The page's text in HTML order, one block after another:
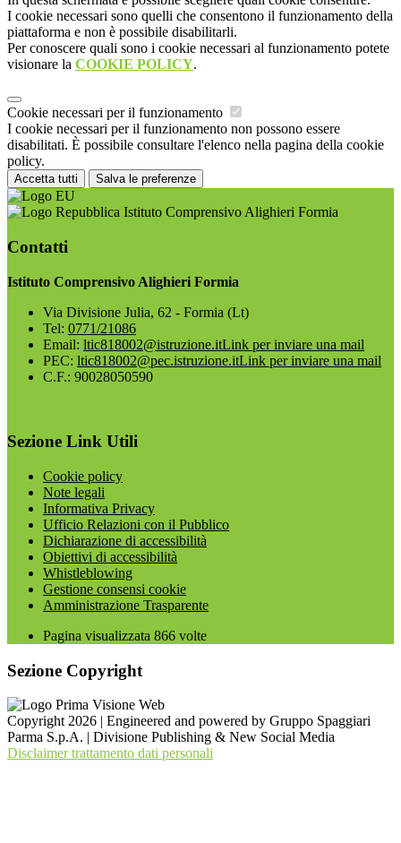
I cookie necessari sono quelli che consentono il funzionamento della
piattaforma e non è possibile disabilitarli.
Per conoscere quali sono i cookie necessari al funzionamento potete
visionare la COOKIE POLICY.
Cookie necessari per il funzionamento
I cookie necessari per il funzionamento non possono essere
disabilitati. È possibile consultare l'elenco nella pagina della cookie
policy.
Accetta tutti Salva le preferenze
Istituto Comprensivo Alighieri Formia
Contatti
Istituto Comprensivo Alighieri Formia
Via Divisione Julia, 62 - Formia (Lt)
Tel: 0771/21086
Email: ltic818002@istruzione.itLink per inviare una mail
PEC: ltic818002@pec.istruzione.itLink per inviare una mail
C.F.: 90028050590
Sezione Link Utili
Cookie policy
Note legali
Informativa Privacy
Ufficio Relazioni con il Pubblico
Dichiarazione di accessibilità
Obiettivi di accessibilità
Whistleblowing
Gestione consensi cookie
Amministrazione Trasparente
Pagina visualizzata 866 volte
Sezione Copyright
Copyright 2026 | Engineered and powered by Gruppo Spaggiari
Parma S.p.A. | Divisione Publishing & New Social Media
Disclaimer trattamento dati personali